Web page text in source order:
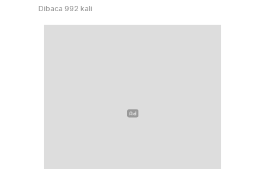
Dibaca 992 kali